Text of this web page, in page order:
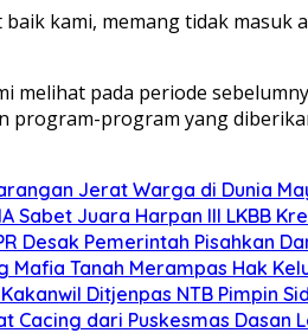
kami, memang tidak
melihat pada periode
program yang
Jerat Warga di Dunia
Sabet Juara Harpan III LKBB
Desak Pemerintah Pisahkan
Mafia Tanah Merampas Hak
Ditjenpas NTB Pimpin
Cacing dari Puskesmas Dasan